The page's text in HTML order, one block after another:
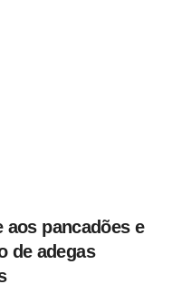
pancadões e
de adegas